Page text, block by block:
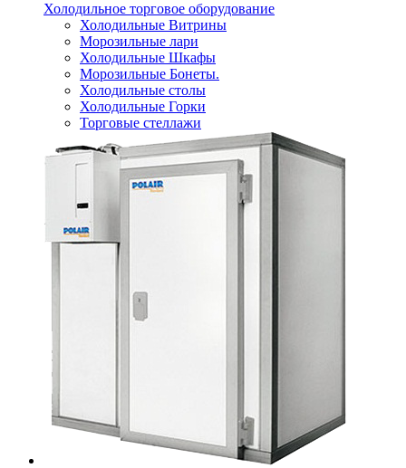
Холодильное торговое оборудование
Холодильные Витрины
Морозильные лари
Холодильные Шкафы
Морозильные Бонеты.
Холодильные столы
Холодильные Горки
Торговые стеллажи